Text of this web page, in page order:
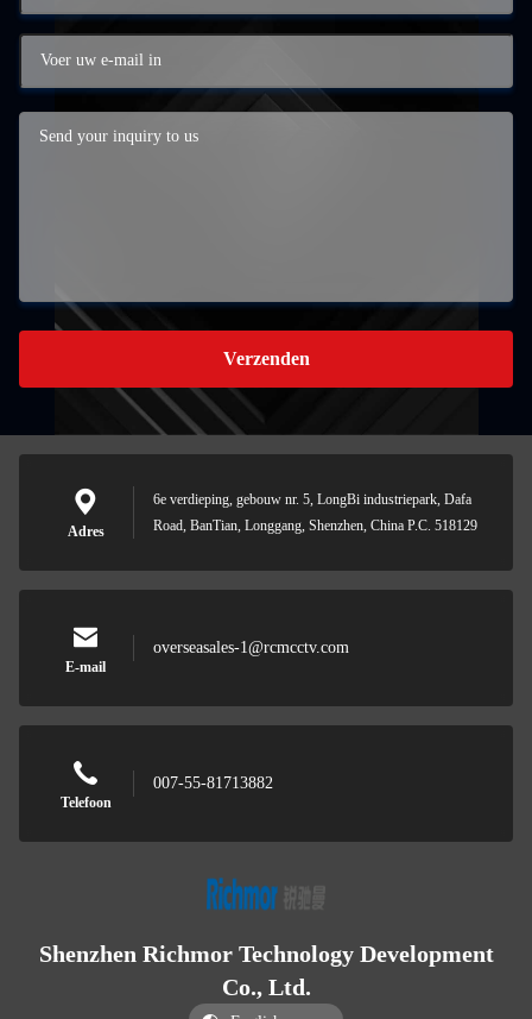
Verzenden
Adres
6e verdieping, gebouw nr. 5, LongBi industriepark, Dafa
Road, BanTian, Longgang, Shenzhen, China P.C. 518129
E-mail
overseasales-1@rcmcctv.com
Telefoon
007-55-81713882
Shenzhen Richmor Technology Development
Co., Ltd.